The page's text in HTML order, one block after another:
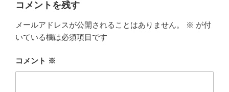
コメントを残す
メールアドレスが公開されることはありません。 ※ が付
いている欄は必須項目です
コメント ※